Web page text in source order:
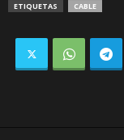
ETIQUETAS CABLE